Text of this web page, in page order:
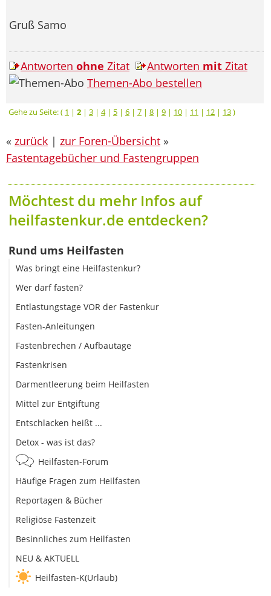
Gruß Samo
Antworten ohne Zitat Antworten mit Zitat
Themen-Abo bestellen
Gehe zu Seite: ( 1 | 2 | 3 | 4| 5 | 6 | 7 | 8 | 9 | 10 | 11 | 12 | 13)
« zurück | zur Foren-Übersicht »
Fastentagebücher und Fastengruppen
Möchtest du mehr Infos auf
heilfastenkur.de entdecken?
Rund ums Heilfasten
Was bringt eine Heilfastenkur?
Wer darf fasten?
Entlastungstage VOR der Fastenkur
Fasten-Anleitungen
Fastenbrechen / Aufbautage
Fastenkrisen
Darmentleerung beim Heilfasten
Mittel zur Entgiftung
Entschlacken heißt ...
Detox - was ist das?
Heilfasten-Forum
Häufige Fragen zum Heilfasten
Reportagen & Bücher
Religiöse Fastenzeit
Besinnliches zum Heilfasten
NEU & AKTUELL
Heilfasten-K(Urlaub)